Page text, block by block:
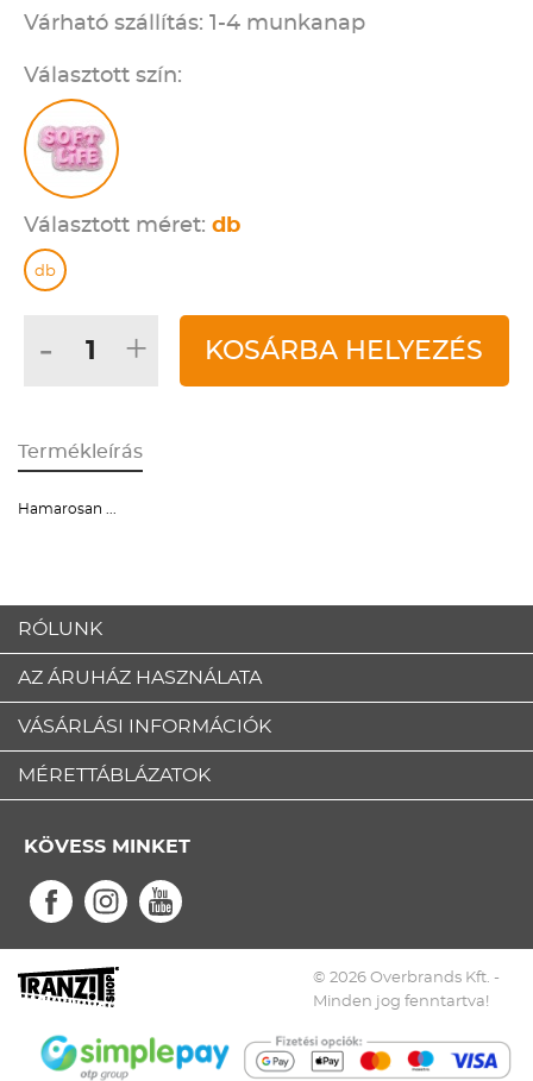
Várható szállítás: 1-4 munkanap
Választott szín:
Választott méret: db
db
- + KOSÁRBA HELYEZÉS
Termékleírás
Hamarosan ...
RÓLUNK
AZ ÁRUHÁZ HASZNÁLATA
VÁSÁRLÁSI INFORMÁCIÓK
MÉRETTÁBLÁZATOK
KÖVESS MINKET
© 2026 Overbrands Kft. -
Minden jog fenntartva!